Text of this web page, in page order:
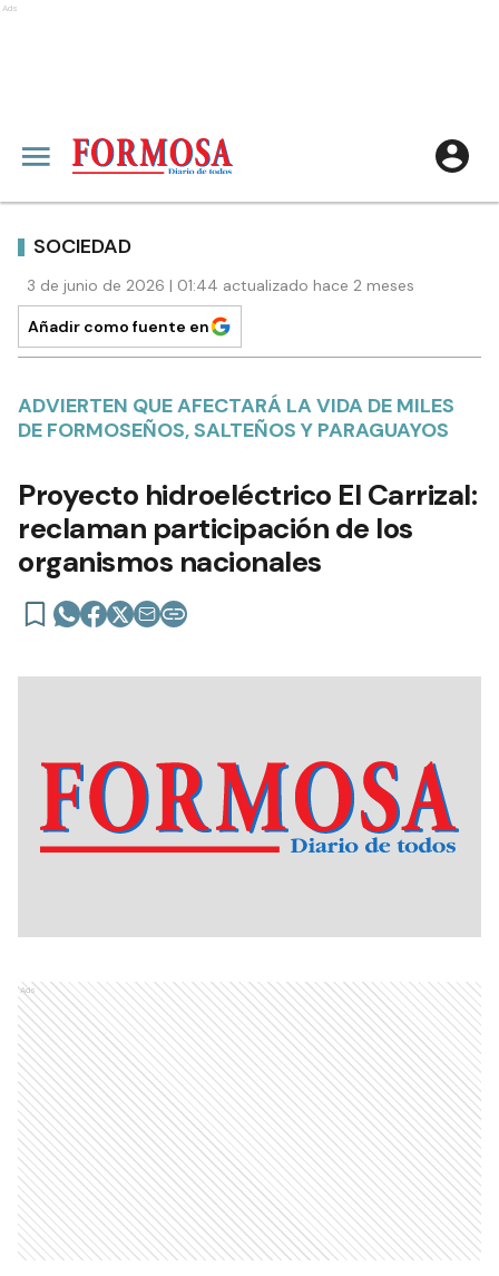
Ads
SOCIEDAD
3 de junio de 2026 | 01:44 actualizado hace 2 meses
Añadir como fuente en
ADVIERTEN QUE AFECTARÁ LA VIDA DE MILES
DE FORMOSEÑOS, SALTEÑOS Y PARAGUAYOS
Proyecto hidroeléctrico El Carrizal:
reclaman participación de los
organismos nacionales
Ads